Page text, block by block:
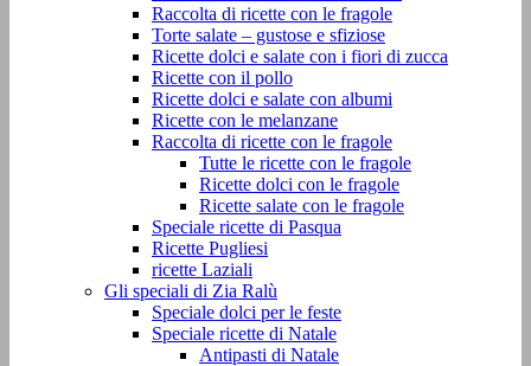
Raccolta di ricette con le fragole
Torte salate – gustose e sfiziose
Ricette dolci e salate con i fiori di zucca
Ricette con il pollo
Ricette dolci e salate con albumi
Ricette con le melanzane
Raccolta di ricette con le fragole
Tutte le ricette con le fragole
Ricette dolci con le fragole
Ricette salate con le fragole
Speciale ricette di Pasqua
Ricette Pugliesi
ricette Laziali
Gli speciali di Zia Ralù
Speciale dolci per le feste
Speciale ricette di Natale
Antipasti di Natale